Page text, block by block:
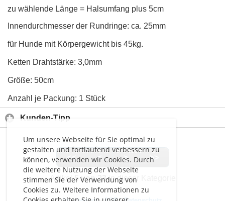
Um unsere Webseite für Sie optimal zu
gestalten und fortlaufend verbessern zu
können, verwenden wir Cookies. Durch
die weitere Nutzung der Webseite
stimmen Sie der Verwendung von
Cookies zu. Weitere Informationen zu
zu wählende Länge = Halsumfang plus 5cm
Innendurchmesser der Rundringe: ca. 25mm
für Hunde mit Körpergewicht bis 45kg.
Ketten Drahtstärke: 3,0mm
Größe: 50cm
Anzahl je Packung: 1 Stück
Kunden-Tipp
<< < > >>
Artikel5 von 23in dieser Kategorie